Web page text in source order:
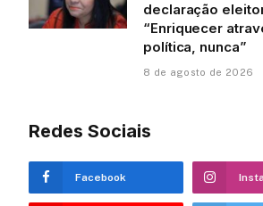
declaração
“Enriquecer
política, nunca”
8 de agosto de 2026
Redes Sociais
Facebook